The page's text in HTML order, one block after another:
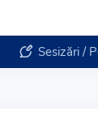
Sesizări /